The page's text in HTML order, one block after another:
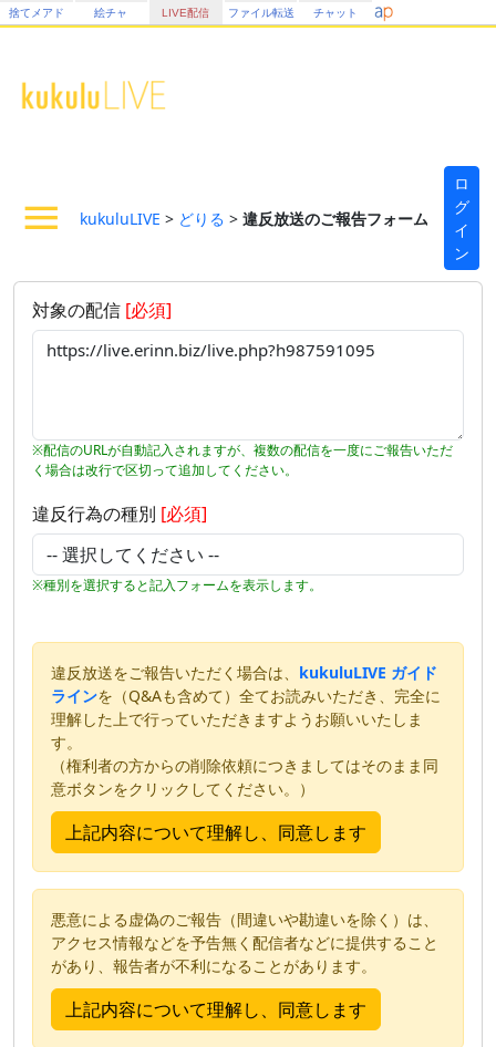
捨てメアド 絵チャ LIVE配信 ファイル転送 チャット
kukuluLIVE > どりる > 違反放送のご報告フォーム
ロ
グ
イ
ン
対象の配信 [必須]
※配信のURLが自動記入されますが、複数の配信を一度にご報告いただ
く場合は改行で区切って追加してください。
違反行為の種別 [必須]
※種別を選択すると記入フォームを表示します。
違反放送をご報告いただく場合は、 kukuluLIVE ガイド
ラインを（Q&Aも含めて）全てお読みいただき、完全に
理解した上で行っていただきますようお願いいたしま
す。
（権利者の方からの削除依頼につきましてはそのまま同
意ボタンをクリックしてください。）
悪意による虚偽のご報告（間違いや勘違いを除く）は、
アクセス情報などを予告無く配信者などに提供すること
があり、報告者が不利になることがあります。